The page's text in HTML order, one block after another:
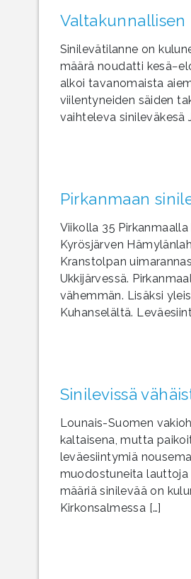
Sinilevätilanne on
määrä noudatti
alkoi tavanomaista
viilentyneiden säiden
vaihteleva sinileväkesä
Pirkanmaan
Viikolla 35
Kyrösjärven
Kranstolpan
Ukkijärvessä.
vähemmän. Lisäksi
Kuhanselältä.
Sinilevissä
Lounais-Suomen
kaltaisena, mutta
leväesiintymiä
muodostuneita lauttoja
määriä sinilevää on
Kirkonsalmessa […]